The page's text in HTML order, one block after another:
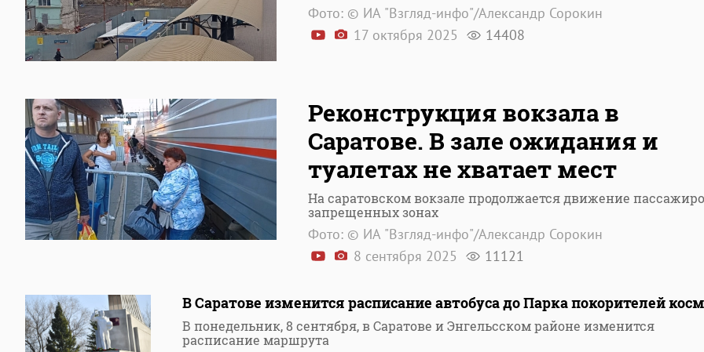
Фото: © ИА "Взгляд-инфо"/Александр Сорокин
17 октября 2025
14408
Реконструкция вокзала в
Саратове. В зале ожидания и
туалетах не хватает мест
На саратовском вокзале продолжается движение
запрещенных зонах
Фото: © ИА "Взгляд-инфо"/Александр Сорокин
8 сентября 2025
11121
В Саратове изменится расписание автобуса до Парка покорителей
В понедельник, 8 сентября, в Саратове и Энгельсском районе изменится
расписание маршрута